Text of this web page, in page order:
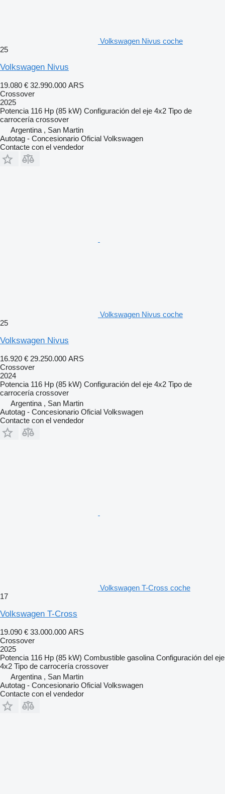
Volkswagen Nivus coche
25
Volkswagen Nivus
19.080 € 32.990.000 ARS
Crossover
2025
Potencia 116 Hp (85 kW) Configuración del eje 4x2 Tipo de
carrocería crossover
Argentina , San Martin
Autotag - Concesionario Oficial Volkswagen
Contacte con el vendedor
Volkswagen Nivus coche
25
Volkswagen Nivus
16.920 € 29.250.000 ARS
Crossover
2024
Potencia 116 Hp (85 kW) Configuración del eje 4x2 Tipo de
carrocería crossover
Argentina , San Martin
Autotag - Concesionario Oficial Volkswagen
Contacte con el vendedor
Volkswagen T-Cross coche
17
Volkswagen T-Cross
19.090 € 33.000.000 ARS
Crossover
2025
Potencia 116 Hp (85 kW) Combustible gasolina Configuración del eje
4x2 Tipo de carrocería crossover
Argentina , San Martin
Autotag - Concesionario Oficial Volkswagen
Contacte con el vendedor